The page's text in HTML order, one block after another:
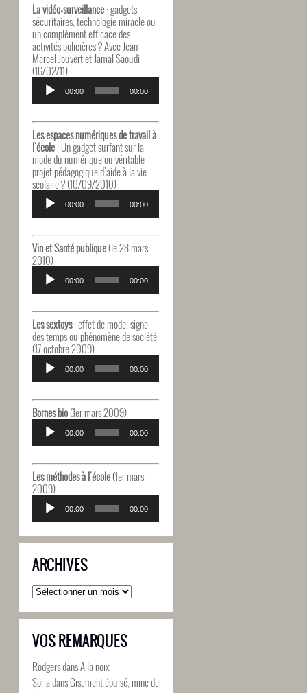
La vidéo-surveillance: gadgets
sécuritaires, technologie miracle ou
un complément efficace des
activités policières ? Avec Jean
Marcel Jouvert et Jamal Saoudi
(16/02/11)
Lecteur
audio
00:00 00:00
Les espaces numériques de travail à
l'école: Un gadget surfant sur la
mode du numérique ou véritable
projet pédagogique d'aide à la vie
scolaire ? (10/09/2010)
Lecteur
audio
00:00 00:00
Vin et Santé publique(le 28 mars
2010)
Lecteur
audio
00:00 00:00
Les sextoys: effet de mode, signe
des temps ou phénomène de société
(17 octobre 2009)
Lecteur
audio
00:00 00:00
Bornes bio(1er mars 2009)
Lecteur
audio
00:00 00:00
Les méthodes à l'école(1er mars
2009)
Lecteur
audio
00:00 00:00
ARCHIVES
Archives
VOS REMARQUES
RodgersdansA la noix
SoriadansGisement épuisé, mine de